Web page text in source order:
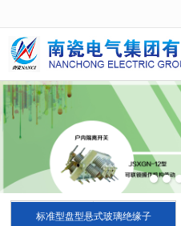
标准型盘型悬式玻璃绝缘子